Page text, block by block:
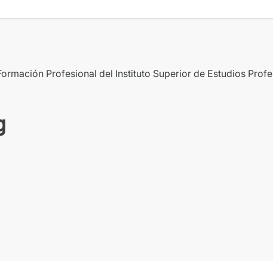
Profesional del Instituto Superior de Estudios